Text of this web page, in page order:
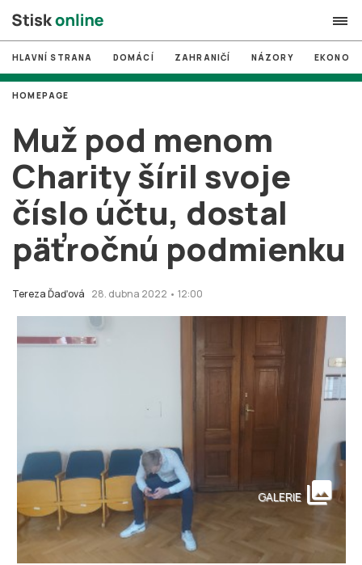
search
# MUNI
# Brno
# volby
login PŘIHLÁSIT SE
Zapomněli jste heslo?
Založit nový účet
HLAVNÍ STRANA DOMÁCÍ ZAHRANIČÍ NÁZORY
Muž pod menom
Charity šíril svoje
číslo účtu, dostal
päťročnú podmienku
Tereza Ďaďová 28. dubna 2022 • 12:00
HOMEPAGE
GALERIE collections